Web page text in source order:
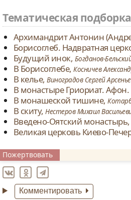
Тематическая подборка
Архимандрит Антонин
Борисоглеб. Надвратная
Будущий инок, Богданов-
В Борисоглебе,Косничев
В келье,Виноградов Сергей
В монастыре Гриориат. Афон.
В монашеской тишине,
В скиту,Нестеров Михаил
Введено-Оятский монастырь,
Великая церковь Киево-
Пожертвовать
Комментировать